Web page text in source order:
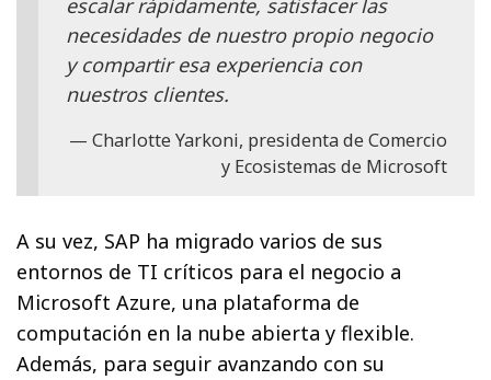
escalar rápidamente, satisfacer las
necesidades de nuestro propio negocio
y compartir esa experiencia con
nuestros clientes.
Charlotte Yarkoni, presidenta de Comercio
y Ecosistemas de Microsoft
A su vez, SAP ha migrado varios de sus
entornos de TI críticos para el negocio a
Microsoft Azure, una plataforma de
computación en la nube abierta y flexible.
Además, para seguir avanzando con su